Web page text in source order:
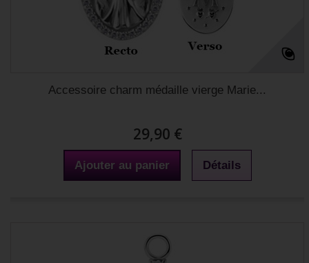
Accessoire charm médaille vierge Marie...
29,90 €
Ajouter au panier Détails